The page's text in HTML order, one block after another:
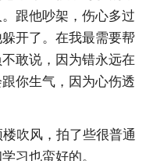
跟他吵架，伤心多过
开了。在我最需要帮
敢说，因为错永远在
你生气，因为心伤透
吹风，拍了些很普通
习也蛮好的。